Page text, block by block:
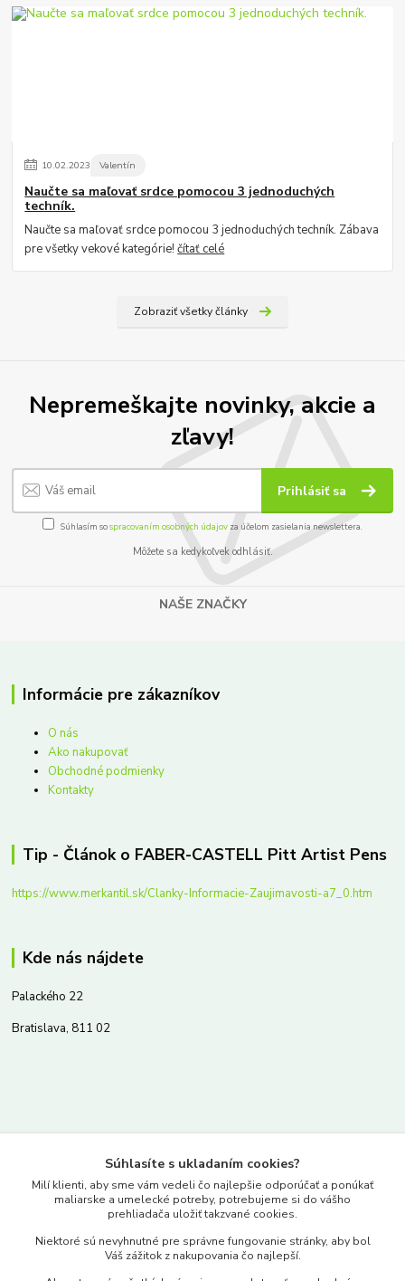
10.02.2023 Valentín
Naučte sa maľovať srdce pomocou 3 jednoduchých
techník.
Naučte sa maľovať srdce pomocou 3 jednoduchých techník. Zábava
pre všetky vekové kategórie!čítať celé
Zobraziť všetky články
Nepremeškajte novinky, akcie a
zľavy!
Prihlásiť sa
Súhlasím sospracovaním osobných údajov za účelom zasielania newslettera.
Môžete sa kedykoľvek odhlásiť.
NAŠE ZNAČKY
Informácie pre zákazníkov
O nás
Ako nakupovať
Obchodné podmienky
Kontakty
Tip - Článok o FABER-CASTELL Pitt Artist Pens
https://www.merkantil.sk/Clanky-Informacie-Zaujimavosti-a7_0.htm
Kde nás nájdete
Palackého 22
Bratislava, 811 02
www.merkantil.sk
Pondelok-Piatok: 9.00-17.00hod.
Súhlasíte s ukladaním cookies?
Milí klienti, aby sme vám vedeli čo najlepšie odporúčať a ponúkať
maliarske a umelecké potreby, potrebujeme si do vášho
prehliadača uložiť takzvané cookies.
Niektoré sú nevyhnutné pre správne fungovanie stránky, aby bol
Váš zážitok z nakupovania čo najlepší.